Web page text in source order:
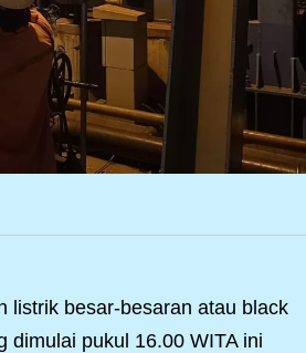
listrik besar-besaran atau black
dimulai pukul 16.00 WITA ini